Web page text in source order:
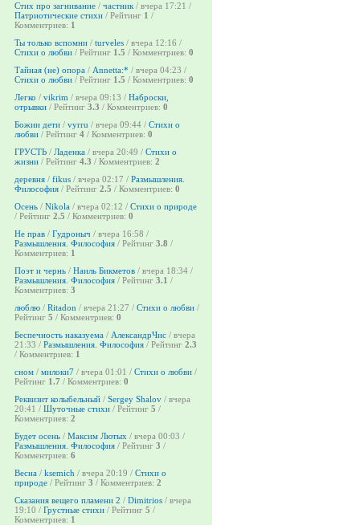
Стих про загнивание / частник / вчера 17:21 /
Патриотические стихи / Рейтинг 1 /
Комментриев: 1
Ты только вспомни / turveles / вчера 12:16 /
Стихи о любви / Рейтинг 1.5 / Комментриев: 0
Тайная (не) опора / Annetta:* / вчера 04:23 /
Стихи о любви / Рейтинг 1.5 / Комментриев: 0
Легко / vikrim / вчера 09:13 / Наброски,
отрывки / Рейтинг 3.3 / Комментриев: 0
Божии дети / vyrru / вчера 09:44 / Стихи о
любви / Рейтинг 4 / Комментриев: 0
ГРУСТЬ / Ладенка / вчера 20:49 / Стихи о
жизни / Рейтинг 4.3 / Комментриев: 2
деревня / fikus / вчера 02:17 / Размышления.
Философия / Рейтинг 2.5 / Комментриев: 0
Осень / Nikola / вчера 02:12 / Стихи о природе
/ Рейтинг 2.5 / Комментриев: 0
Не прав / Гудроныч / вчера 16:58 /
Размышления. Философия / Рейтинг 3.8 /
Комментриев: 1
Поэт и чернь / Наиль Бикметов / вчера 18:34 /
Размышления. Философия / Рейтинг 3.1 /
Комментриев: 3
люблю / Ritadon / вчера 21:27 / Стихи о любви /
Рейтинг 5 / Комментриев: 0
Беспечность наказуема / АлександрЧис / вчера
21:33 / Размышления. Философия / Рейтинг 2.3
/ Комментриев: 1
сном / милоки7 / вчера 01:01 / Стихи о любви /
Рейтинг 1.7 / Комментриев: 0
Реквизит колыбельный / Sergey Shalov / вчера
20:41 / Шуточные стихи / Рейтинг 5 /
Комментриев: 2
Будет осень / Максим Лютых / вчера 00:03 /
Размышления. Философия / Рейтинг 3 /
Комментриев: 6
Весна / ksemich / вчера 20:19 / Стихи о
природе / Рейтинг 3 / Комментриев: 2
Сказания вещего пламени 2 / Dimitrios / вчера
19:10 / Грустные стихи / Рейтинг 5 /
Комментриев: 1